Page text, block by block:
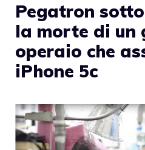
Pegatron
la morte di un
operaio che
iPhone 5c